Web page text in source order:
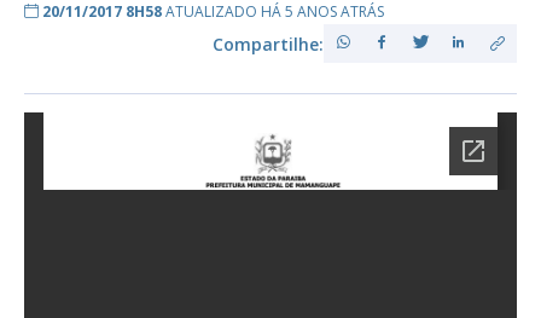
20/11/2017 8H58ATUALIZADO HÁ 5 ANOS ATRÁS
Compartilhe: